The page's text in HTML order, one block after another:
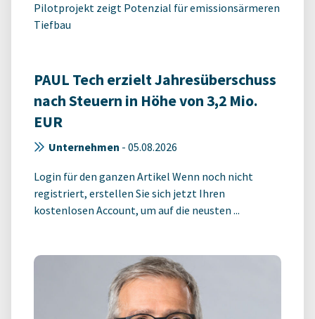
Pilotprojekt zeigt Potenzial für emissionsärmeren
Tiefbau
PAUL Tech erzielt Jahresüberschuss
nach Steuern in Höhe von 3,2 Mio.
EUR
Unternehmen - 05.08.2026
Login für den ganzen Artikel Wenn noch nicht
registriert, erstellen Sie sich jetzt Ihren
kostenlosen Account, um auf die neusten ...